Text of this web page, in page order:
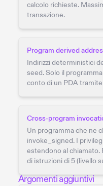
calcolo richieste.
transazione.
Program derived
Indirizzi deterministici
seed. Solo il
conto di un PDA
Cross-program
Un programma che ne
invoke_signed. I
estendono al chiamato.
di istruzioni di 5 (livello
Argomenti aggiuntivi